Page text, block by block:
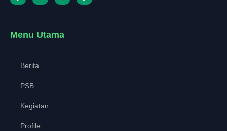
Menu Utama
Berita
PSB
Kegiatan
Profile